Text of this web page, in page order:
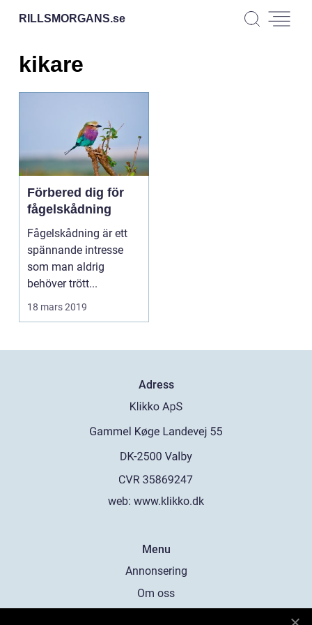
RILLSMORGANS.se
kikare
Förbered dig för
fågelskådning
Fågelskådning är ett
spännande intresse
som man aldrig
behöver trött...
18 mars 2019
Adress
web: www.klikko.dk
Menu
Annonsering
Om oss